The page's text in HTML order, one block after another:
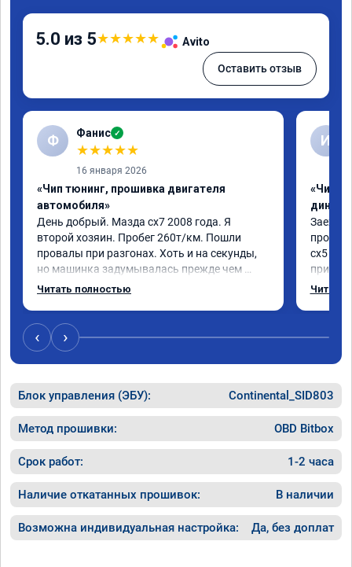
5.0 из 5★★★★★ Avito
Оставить отзыв
Ф Фанис ✓
★★★★★
16 января 2026
«Чип тюнинг, прошивка двигателя
автомобиля»
День добрый. Мазда сх7 2008 года. Я
второй хозяин. Пробег 260т/км. Пошли
провалы при разгонах. Хоть и на секунды,
но машинка задумывалась прежде чем
разогнаться. Года 4 назад удалял
людьми, решил всё таки сделать
перепрошивку. Увидел в авито ваше
объявление и решил обратиться к вам за
в работу. Знают своё дело. По времени 1,5
часа длилась процедура. Цена конечно
отличается от заявленной. Но результатом
я доволен. Машинка не едет, а летит прям.
Парням благодарность!!!!
Читать полностью
И
«Чип
Заехал
сх5
педаль
вреда
Читать
‹ ›
Блок управления (ЭБУ): Continental_SID803
Метод прошивки: OBD Bitbox
Срок работ: 1-2 часа
Наличие откатанных прошивок: В наличии
Возможна индивидуальная настройка: Да, без доплат